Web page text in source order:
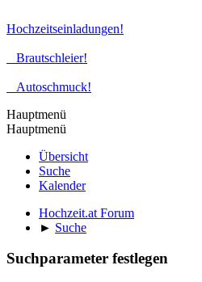
Hochzeitseinladungen!
Brautschleier!
Autoschmuck!
Hauptmenü
Hauptmenü
Übersicht
Suche
Kalender
Hochzeit.at Forum
► Suche
Suchparameter festlegen